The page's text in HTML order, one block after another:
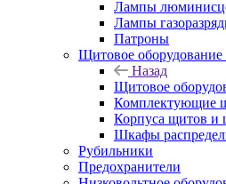
Лампы
Лампы
Патроны
Щитовое оборудование
Назад
Щитовое
Комплектующие
Корпуса щитов и
Шкафы
Рубильники
Предохранители